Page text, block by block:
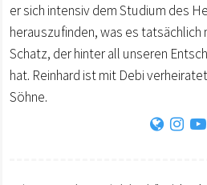
er sich intensiv dem Studium des
herauszufinden, was es
Schatz, der hinter all unseren
hat. Reinhard ist mit Debi
Söhne.